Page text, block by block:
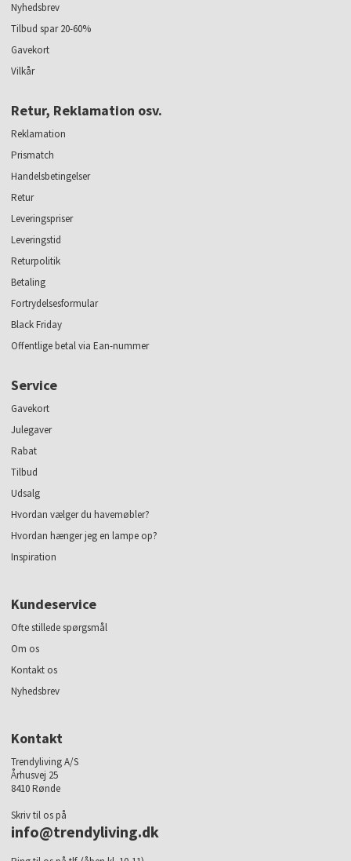
Nyhedsbrev
Tilbud spar 20-60%
Gavekort
Vilkår
Retur, Reklamation osv.
Reklamation
Prismatch
Handelsbetingelser
Retur
Leveringspriser
Leveringstid
Returpolitik
Betaling
Fortrydelsesformular
Black Friday
Offentlige betal via Ean-nummer
Service
Gavekort
Julegaver
Rabat
Tilbud
Udsalg
Hvordan vælger du havemøbler?
Hvordan hænger jeg en lampe op?
Inspiration
Kundeservice
Ofte stillede spørgsmål
Om os
Kontakt os
Nyhedsbrev
Kontakt
Trendyliving A/S
Århusvej 25
8410 Rønde
Skriv til os på
info@trendyliving.dk